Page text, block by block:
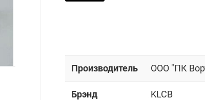
Производитель OOO "ПК
Брэнд KLCB